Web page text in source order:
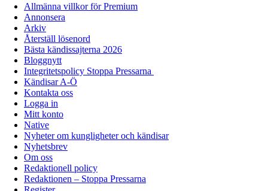
Allmänna villkor för Premium
Annonsera
Arkiv
Återställ lösenord
Bästa kändissajterna 2026
Bloggnytt
Integritetspolicy Stoppa Pressarna
Kändisar A-Ö
Kontakta oss
Logga in
Mitt konto
Native
Nyheter om kungligheter och kändisar
Nyhetsbrev
Om oss
Redaktionell policy
Redaktionen – Stoppa Pressarna